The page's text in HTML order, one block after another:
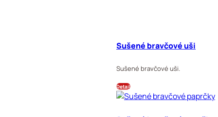
Sušené bravčové uši
Sušené bravčové uši.
Detail